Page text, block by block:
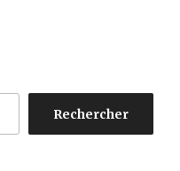
Rechercher